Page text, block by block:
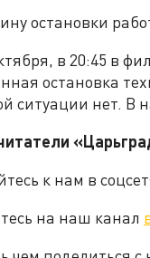
остановки
в 20:45 в
остановка
ситуации нет.
к нам в
на наш канал